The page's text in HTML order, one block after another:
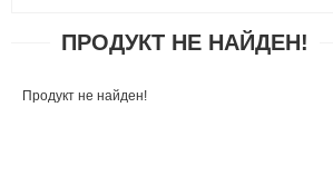
ПРОДУКТ НЕ НАЙДЕН!
Продукт не найден!